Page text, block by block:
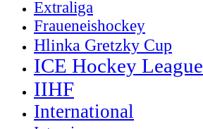
Extraliga
Fraueneishockey
Hlinka Gretzky Cup
ICE Hockey League
IIHF
International